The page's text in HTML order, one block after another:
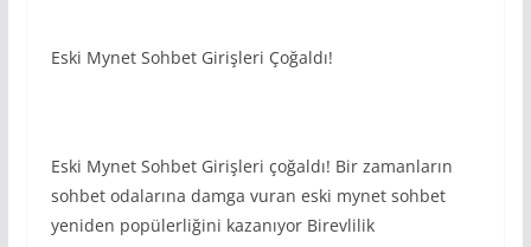
Eski Mynet Sohbet Girişleri Çoğaldı!
Eski Mynet Sohbet Girişleri çoğaldı! Bir zamanların
sohbet odalarına damga vuran eski mynet sohbet
yeniden popülerliğini kazanıyor Birevlilik